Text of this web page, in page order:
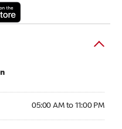
05:00 AM to 11:00 PM